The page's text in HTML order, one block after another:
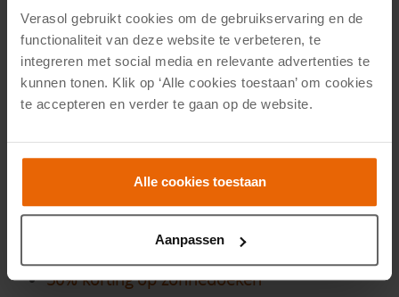
Verasol gebruikt cookies om de gebruikservaring en de
functionaliteit van deze website te verbeteren, te
integreren met social media en relevante advertenties te
kunnen tonen. Klik op ‘Alle cookies toestaan’ om cookies
te accepteren en verder te gaan op de website.
Alle cookies toestaan
Aanpassen
augustus t/m 4 september
Maak van jouw veranda of tuinkamer de fijnste plek
om deze zomer te genieten. Tijdens het Verasol
Schaduwvoordeel ontvang je tijdelijk extra korting
op slimme oplossingen die zorgen voor verkoeling,
schaduw en privacy thuis.
50% korting op lamellen schuifwanden *
50% korting op zonnedoeken *